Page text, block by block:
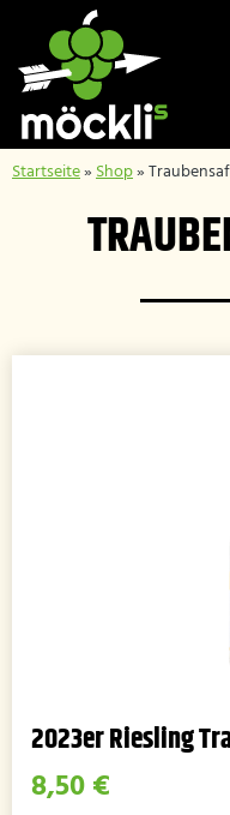
Startseite»Shop»
2023er Riesling
8,50€